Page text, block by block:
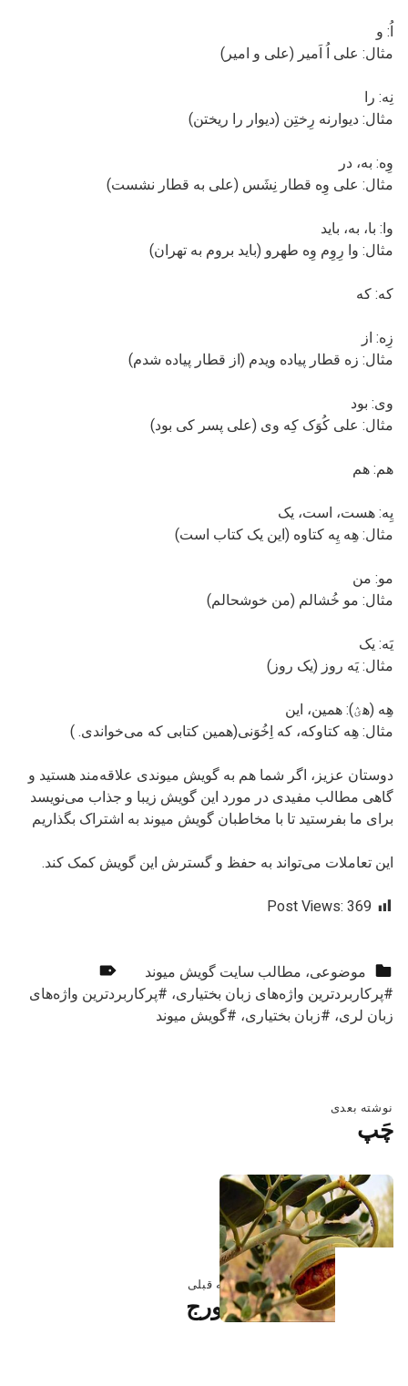
اُ: و
مثال: علی اُ اَمیر (علی و امیر)
نِه: را
مثال: دیوارنه رِختِن (دیوار را ریختن)
وِه: به، در
مثال: علی وِه قطار نِشَس (علی به قطار نشست)
وا: با، به، باید
مثال: وا رِوِم وِه طهرو (باید بروم به تهران)
که: که
زِه: از
مثال: زه قطار پیاده ویدم (از قطار پیاده شدم)
وی: بود
مثال: علی کُوَک کِه وی (علی پسر کی بود)
هم: هم
یِه: هست، است، یک
مثال: هِه یِه کتاوه (این یک کتاب است)
مو: من
مثال: مو خُشالم (من خوشحالم)
یَه: یک
مثال: یَه روز (یک روز)
هِه (هؽ): همین، این
مثال: هِه کتاوکه، که اِخُوَنی(همین کتابی که می‌خواندی. )
دوستان عزیز، اگر شما هم به گویش میوندی علاقه‌مند هستید و
گاهی مطالب مفیدی در مورد این گویش زیبا و جذاب می‌نویسد
برای ما بفرستيد تا با مخاطبان گویش میوند به اشتراک بگذاریم
این تعاملات می‌تواند به حفظ و گسترش این گویش کمک کند.
Post Views: 369
موضوعی، مطالب سایت گويش میوند
پرکاربردترین واژه‌های زبان بختیاری،
پرکاربردترین واژه‌های
زبان لری، زبان بختیاری، گویش میوند
بازگشت به ناوبری اصلی
راهبری نوشته
نوشته قبلی
اسورج
نوشته بعدی
چَپ